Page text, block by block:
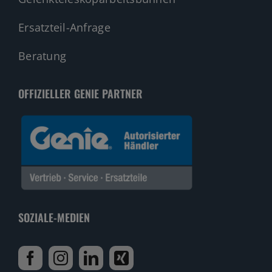
Ersatzteil-Anfrage
Beratung
OFFIZIELLER GENIE PARTNER
SOZIALE-MEDIEN